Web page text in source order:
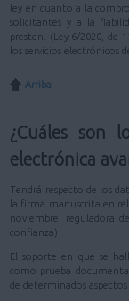
ley en cuanto a la
solicitantes y a la
presten. (Ley 6/2020, de
los servicios electrónicos
Arriba
¿Cuáles son
electrónica
Tendrá respecto de los
la firma manuscrita en
noviembre, reguladora
confianza)
El soporte en que se
como prueba
de determinados